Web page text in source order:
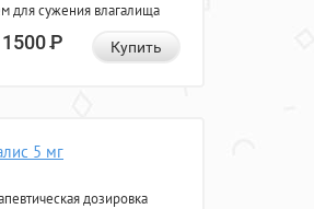
для сужения влагалища
1500Р Купить
5 мг
дозировка